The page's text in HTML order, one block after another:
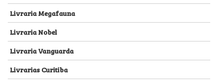
Livraria Megafauna
Livraria Nobel
Livraria Vanguarda
Livrarias Curitiba